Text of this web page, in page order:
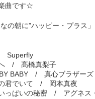
曲です☆
なの朝に”ハッピー・プラス
Superfly
/ 髙橋真梨子
BABY / 真心ブラザーズ
君でいて / 岡本真夜
っぱいの秘密 / アグネス